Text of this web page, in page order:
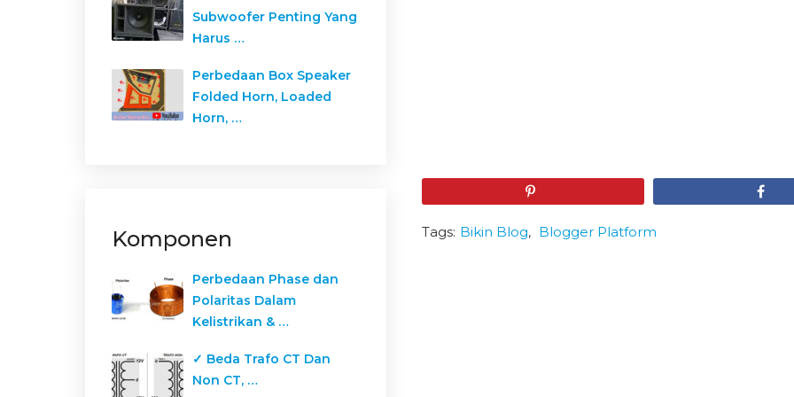
Tags: Bikin Blog, Blogger Platform
Subwoofer Penting Yang
Harus …
Perbedaan Box Speaker
Folded Horn, Loaded
Horn, …
Komponen
Perbedaan Phase dan
Polaritas Dalam
Kelistrikan & …
✓ Beda Trafo CT Dan
Non CT, …